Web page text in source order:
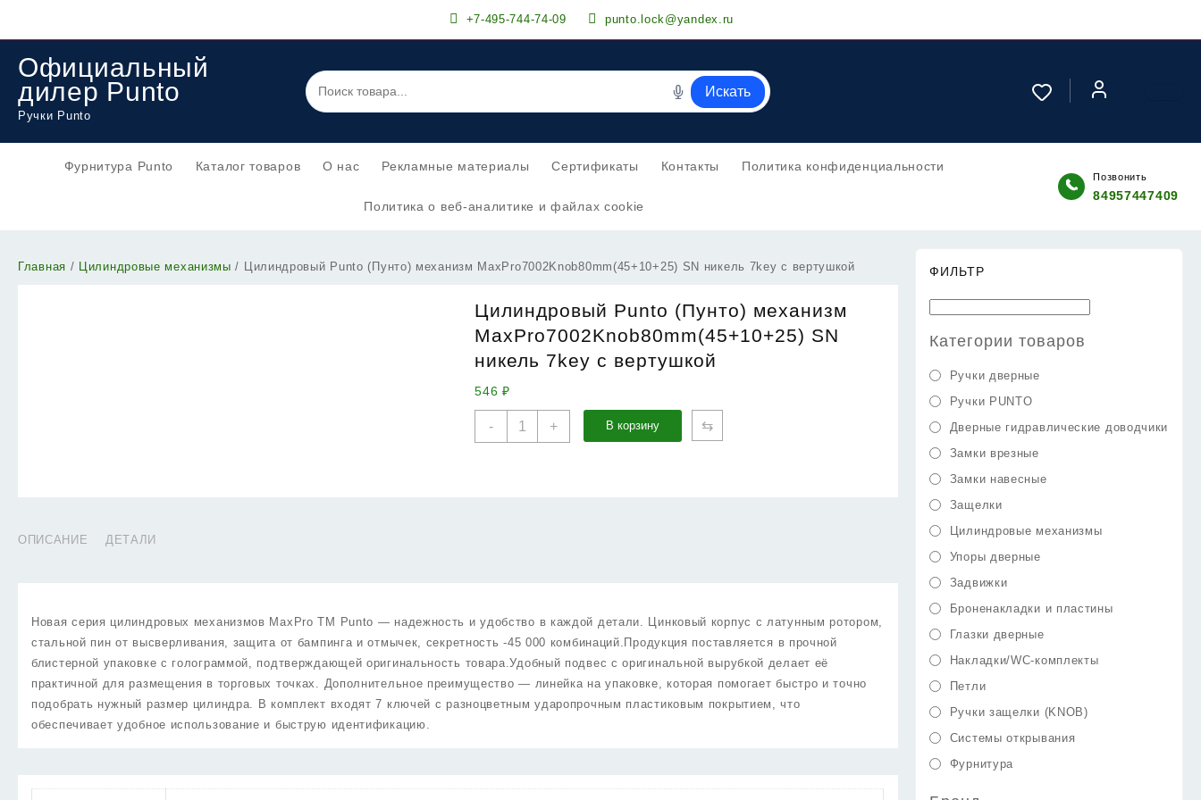
+7-495-744-74-09 punto.lock@yandex.ru
Официальный
дилер Punto
Ручки Punto
Искать
Фурнитура Punto Каталог товаров О нас Рекламные материалы Сертификаты Контакты Политика конфиденциальности
Политика о веб-аналитике и файлах cookie
Позвонить
84957447409
Главная / Цилиндровые механизмы / Цилиндровый Punto (Пунто) механизм MaxPro7002Knob80mm(45+10+25) SN никель 7key с вертушкой
Цилиндровый Punto (Пунто) механизм
MaxPro7002Knob80mm(45+10+25) SN
никель 7key с вертушкой
546₽
-
Количество
вертушкой
+ В корзину ⇆
ОПИСАНИЕ ДЕТАЛИ
Новая серия цилиндровых механизмов MaxPro TM Punto — надежность и удобство в каждой детали. Цинковый корпус с латунным ротором,
стальной пин от высверливания, защита от бампинга и отмычек, секретность -45 000 комбинаций.Продукция поставляется в прочной
блистерной упаковке с голограммой, подтверждающей оригинальность товара.Удобный подвес с оригинальной вырубкой делает её
практичной для размещения в торговых точках. Дополнительное преимущество — линейка на упаковке, которая помогает быстро и точно
подобрать нужный размер цилиндра. В комплект входят 7 ключей с разноцветным ударопрочным пластиковым покрытием, что
обеспечивает удобное использование и быструю идентификацию.
ФИЛЬТР
Категории товаров
Ручки дверные
Ручки PUNTO
Дверные гидравлические доводчики
Замки врезные
Замки навесные
Защелки
Цилиндровые механизмы
Упоры дверные
Задвижки
Броненакладки и пластины
Глазки дверные
Накладки/WC-комплекты
Петли
Ручки защелки (KNOB)
Системы открывания
Фурнитура